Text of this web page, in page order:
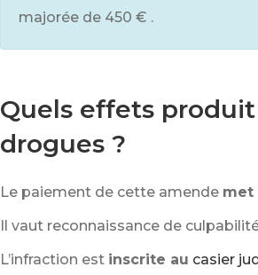
majorée de 450 € .
Quels effets
drogues ?
Le paiement de cette amende met
Il vaut reconnaissance de
L’infraction est inscrite au casier